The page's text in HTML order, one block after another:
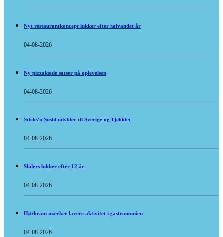
Nyt restaurantkoncept lukker efter halvandet år
04-08-2026
Ny pizzakæde satser på oplevelsen
04-08-2026
Sticks'n'Sushi udvider til Sverige og Tjekkiet
04-08-2026
Sliders lukker efter 12 år
04-08-2026
Hørkram mærker lavere aktivitet i gastronomien
04-08-2026